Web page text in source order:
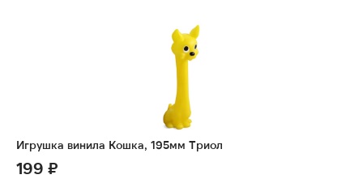
Игрушка винила Кошка, 195мм Триол
199 ₽